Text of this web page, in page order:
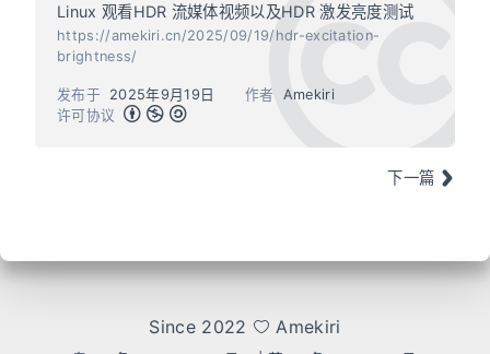
Linux 观看HDR 流媒体视频以及HDR 激发亮度测试
https://amekiri.cn/2025/09/19/hdr-excitation-
brightness/
作者 Amekiri
发布于
2025年9月19日
许可协议
下一篇
Since 2022 Amekiri